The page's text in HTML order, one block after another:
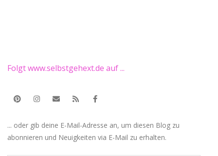
Folgt www.selbstgehext.de auf ...
... oder gib deine E-Mail-Adresse an, um diesen Blog zu
abonnieren und Neuigkeiten via E-Mail zu erhalten.